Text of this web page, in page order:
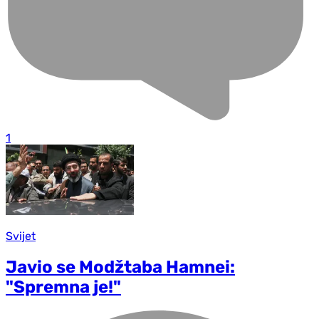
1
Svijet
Javio se Modžtaba Hamnei:
"Spremna je!"